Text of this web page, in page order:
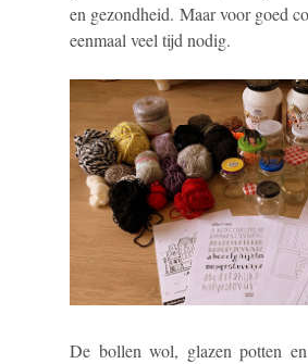
en gezondheid. Maar voor goed
eenmaal veel tijd nodig.
De bollen wol, glazen potten